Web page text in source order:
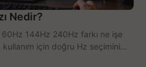
Nedir?
60Hz 144Hz 240Hz farkı ne işe
için doğru Hz seçimini